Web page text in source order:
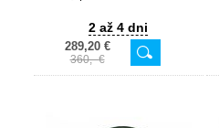
2 až 4 dni
289,20 €
360,- €